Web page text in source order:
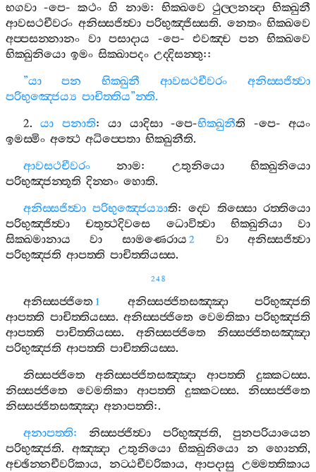
භගවා -පෙ-කථං හි නාම: භික‍්ඛවෙ ථුල‍්ලනන්‍දා භික‍්ඛුනී
ආවසථචීවරං අනිස‍්සජිත්‍වා පරිභුඤ‍්ජිස‍්සති. නෙතං භික‍්ඛවෙ
අප‍්පසන‍්නානං
වා පසාදාය -පෙ- එවඤ‍්ච පන
භික‍්ඛවෙ
භික‍්ඛුනියො ඉමං සික‍්ඛාපදං උද‍්දිසන‍්තු::
”යා පන භික‍්ඛුනී ආවසථචීවරං
අනිස‍්සජිත්‍වා
පරිභුඤ‍්ජෙය්‍ය පාචිත‍්තිය”න‍්ති.
2.යා පනාති:යා යාදිසා-පෙ-භික‍්ඛුනීති -පෙ-අයං
ඉමස‍්මිං අත්‍ථෙ අධිප‍්පෙතා භික‍්ඛුනීති.
ආවසථචීවරං
නාම: උතුනියො
භික‍්ඛුනියො
පරිභුඤ‍්ජන‍්තූති දින‍්නං හොති.
අනිස‍්සජිත්‍වා පරිභුඤ‍්ජෙය්‍යාති:ද‍්වෙ තිස‍්සො රත‍්තියො
පරිභුඤ‍්ජිත්‍වා
චතුත්‍ථදිවසෙ ධොවිත්‍වා භික‍්ඛුනියා
වා
සික‍්ඛමානාය
වා සාමණෙරාය 2 වා
අනිස‍්සජිත්‍වා
පරිභුඤ‍්ජති ආපත‍්ති පාචිත‍්තියස‍්ස.
248
අනිස‍්සජ‍්ජිතෙ 1 අනිස‍්සජ‍්ජිතසඤ‍්ඤා
පරිභුඤ‍්ජති
ආපත‍්ති පාචිත‍්තියස‍්ස. අනිස‍්සජ‍්ජිතෙ වෙමතිකා පරිභුඤ‍්ජති
ආපත‍්ති
පාචිත‍්තියස‍්ස. අනිස‍්සජ‍්ජිතෙ
නිස‍්සජ‍්ජිතසඤ‍්ඤා
පරිභුඤ‍්ජති ආපත‍්ති පාචිත‍්තියස‍්ස.
නිස‍්සජ‍්ජිතෙ
අනිස‍්සජ‍්ජිතසඤ‍්ඤා ආපත‍්ති දුක‍්කටස‍්ස.
නිස‍්සජ‍්ජිතෙ
වෙමතිකා ආපත‍්ති දුක‍්කටස‍්ස. නිස‍්සජ‍්ජිතෙ
නිස‍්සජ‍්ජිතසඤ‍්ඤා අනාපත‍්ති:.
අනාපත‍්ති: නිස‍්සජ‍්ජිත්‍වා පරිභුඤ‍්ජති,පුනපරියායෙන
පරිභුඤ‍්ජති.අඤ‍්ඤා උතුනියො භික‍්ඛුනියො න හොන‍්ති,
අච‍්ඡින‍්නචීවරිකාය, නට‍්ඨචීවරිකාය,ආපදාසු උම‍්මත‍්තිකාය